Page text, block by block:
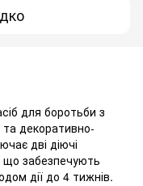
для боротьби з
та декоративно-
дві діючі
забезпечують
дії до 4 тижнів.